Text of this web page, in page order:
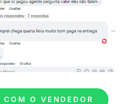
COM O VENDEDOR